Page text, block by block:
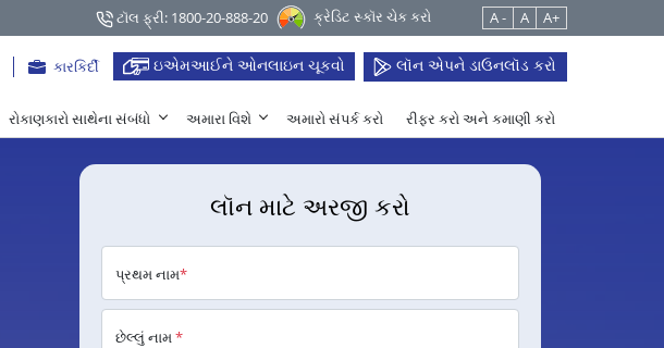
ટૉલ ફ્રી: 1800-20-888-20 ક્રેડિટ સ્કૉર ચેક કરો A - A A+
કારકિર્દી ઇએમઆઈને ઓનલાઇન ચૂકવો લૉન એપને ડાઉનલૉડ કરો
રોકાણકારો સાથેના સંબંધો અમારા વિશે અમારો સંપર્ક કરો રીફર કરો અને કમાણી કરો
લૉન માટે અરજી કરો
પ્રથમ નામ*
છેલ્લું નામ*